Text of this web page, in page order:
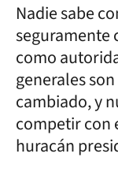
Nadie sabe
seguramente
como
generales
cambiado, y
competir con
huracán